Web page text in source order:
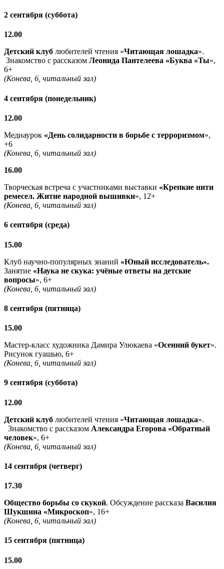
2 сентября (суббота)
12.00
Детский клуб любителей чтения «Читающая лошадка».
Знакомство с рассказом Леонида Пантелеева «Буква «Ты»,
6+
(Конева, 6, читальный зал)
4 сентября (понедельник)
12.00
Медиаурок «День солидарности в борьбе с терроризмом»,
+6
(Конева, 6, читальный зал)
16.00
Творческая встреча с участниками выставки «Крепкие нити
ремесел. Житие народной вышивки», 12+
(Конева, 6, читальный зал)
6 сентября (среда)
15.00
Клуб научно-популярных знаний «Юный исследователь».
Занятие «Наука не скука: учёные ответы на детские
вопросы», 6+
(Конева, 6, читальный зал)
8 сентября (пятница)
15.00
Мастер-класс художника Дамира Улюкаева «Осенний букет».
Рисунок гуашью, 6+
(Конева, 6, читальный зал)
9 сентября (суббота)
12.00
Детский клуб любителей чтения «Читающая лошадка».
Знакомство с рассказом Александра Егорова «Обратный
человек», 6+
(Конева, 6, читальный зал)
14 сентября (четверг)
17.30
Общество борьбы со скукой. Обсуждение рассказа Василия
Шукшина «Микроскоп», 16+
(Конева, 6, читальный зал)
15 сентября (пятница)
15.00